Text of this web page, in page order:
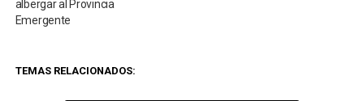
albergar al Provincia
Emergente
TEMAS RELACIONADOS: